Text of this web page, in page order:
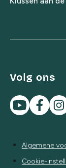
Volg ons
Algemene
Cookie-